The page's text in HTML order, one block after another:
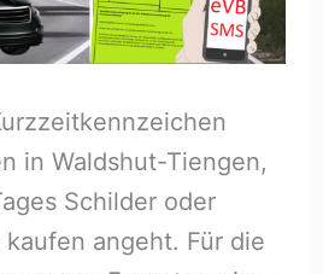
in Waldshut-Tiengen,
Schilder oder
angeht. Für die